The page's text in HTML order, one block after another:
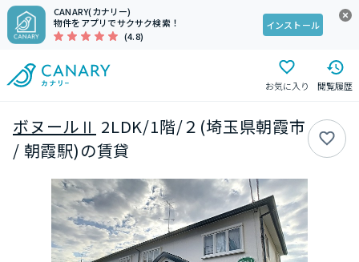
CANARY(カナリー)
物件をアプリでサクサク検索！
(4.8)
インストール
お気に入り 閲覧履歴
ボヌールⅡ 2LDK/1階/２(埼玉県朝霞市
/ 朝霞駅)の賃貸